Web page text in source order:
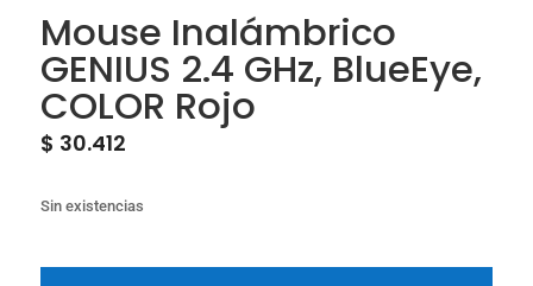
Mouse Inalámbrico
GENIUS 2.4 GHz, BlueEye,
COLOR Rojo
$ 30.412
Sin existencias